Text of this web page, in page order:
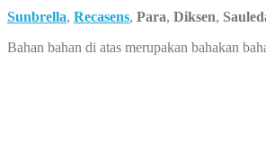
Sunbrella, Recasens, Para, Diksen,
Bahan bahan di atas merupakan bahakan